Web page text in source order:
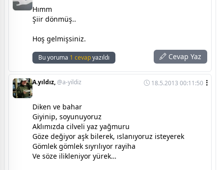
Hımm
Şiir dönmüş..
Hoş gelmişsiniz.
Bu yoruma 1 cevapyazıldı Cevap Yaz
A.yıldız,@a-yildiz 18.5.2013 00:11:50
Diken ve bahar
Giyinip, soyunuyoruz
Aklımızda cilveli yaz yağmuru
Göze değiyor aşk bilerek, ıslanıyoruz isteyerek
Gömlek gömlek sıyrılıyor rayiha
Ve söze ilikleniyor yürek…